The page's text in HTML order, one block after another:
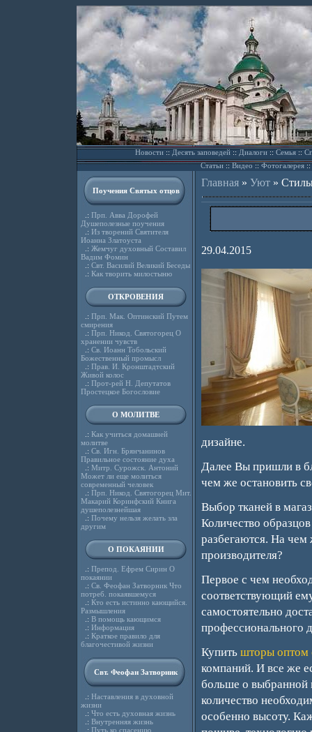
Новости::Десять заповедей::Диалоги::Семья::
Статьи::Видео ::Фотогалерея::
Поучения Святых отцов
.: Прп. Авва Дорофей
Душеполезные поучения
.: Из творений Святителя
Иоанна Златоуста
.: Жемчуг духовный Составил
Вадим Фомин
.: Свт. Василий Великий Беседы
.: Как творить милостыню
ОТКРОВЕНИЯ
.: Прп. Мак. Оптинский Путем
смирения
.: Прп. Никод. Святогорец О
хранении чувств
.: Св. Иоанн Тобольский
Божественный промысл
.: Прав. И. Кронштадтский
Живой колос
.: Прот-рей Н. Депутатов
Простецкое Богословие
О МОЛИТВЕ
.: Как учиться домашней
молитве
.: Св. Игн. Брянчанинов
Правильное состояние духа
.: Митр. Сурожск. Антоний
Может ли еще молиться
современный человек
.: Прп. Никод. Святогорец Мит.
Макарий Коринфский Книга
душеполезнейшая
.: Почему нельзя желать зла
другим
О ПОКАЯНИИ
.: Препод. Ефрем Сирин О
покаянии
.: Св. Феофан Затворник Что
потреб. покаявшемуся
.: Кто есть истинно кающийся.
Размышления
.: В помощь кающимся
.: Информация
.: Краткое правило для
благочестивой жизни
Свт. Феофан Затворник
.: Наставления в духовной
жизни
.: Что есть духовная жизнь
.: Внутренняя жизнь
.: Путь ко спасению
Главная» Уют»
29.04.2015
дизайне.
Далее Вы пришли в
чем же остановить
Выбор тканей в
Количество
разбегаются. На чем
производителя?
Первое с чем
соответствующий
самостоятельно
профессионального
Купить шторы оптом
компаний. И все же
больше о выбранной
количество
особенно высоту.